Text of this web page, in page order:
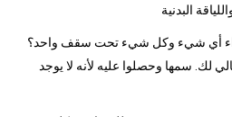
البدنية
أي شيء وكل شيء تحت سقف واحد؟
لك. سمها وحصلوا عليه لأنه لا يوجد